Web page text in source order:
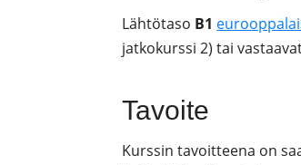
Lähtötaso B1
jatkokurssi 2) tai
Tavoite
Kurssin tavoitteena on